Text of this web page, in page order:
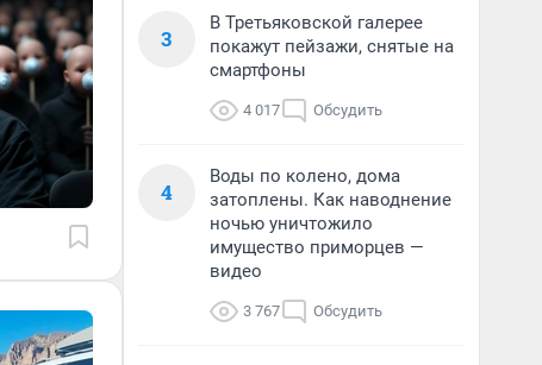
3
В Третьяковской галерее
покажут пейзажи, снятые на
смартфоны
4 017 Обсудить
4
Воды по колено, дома
затоплены. Как наводнение
ночью уничтожило
имущество приморцев —
видео
3 767 Обсудить